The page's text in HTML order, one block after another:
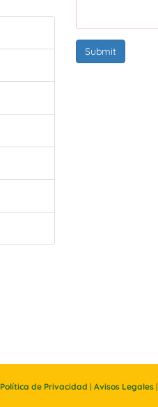
Submit
Política de Privacidad | Avisos Legales|